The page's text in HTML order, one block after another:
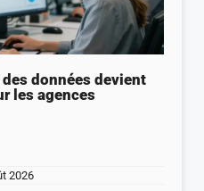
données devient
les agences
2026